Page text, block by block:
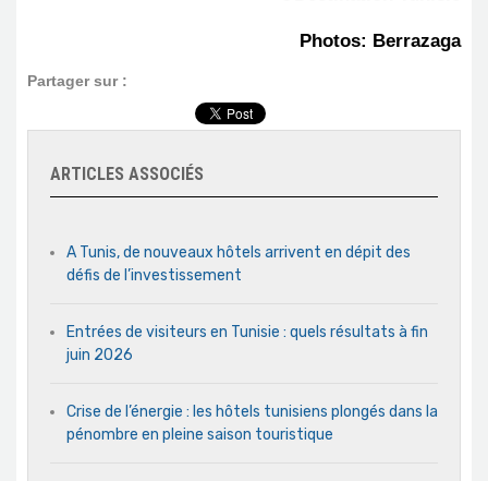
Photos: Berrazaga
Partager sur :
ARTICLES ASSOCIÉS
A Tunis, de nouveaux hôtels arrivent en dépit des
défis de l’investissement
Entrées de visiteurs en Tunisie : quels résultats à fin
juin 2026
Crise de l’énergie : les hôtels tunisiens plongés dans la
pénombre en pleine saison touristique